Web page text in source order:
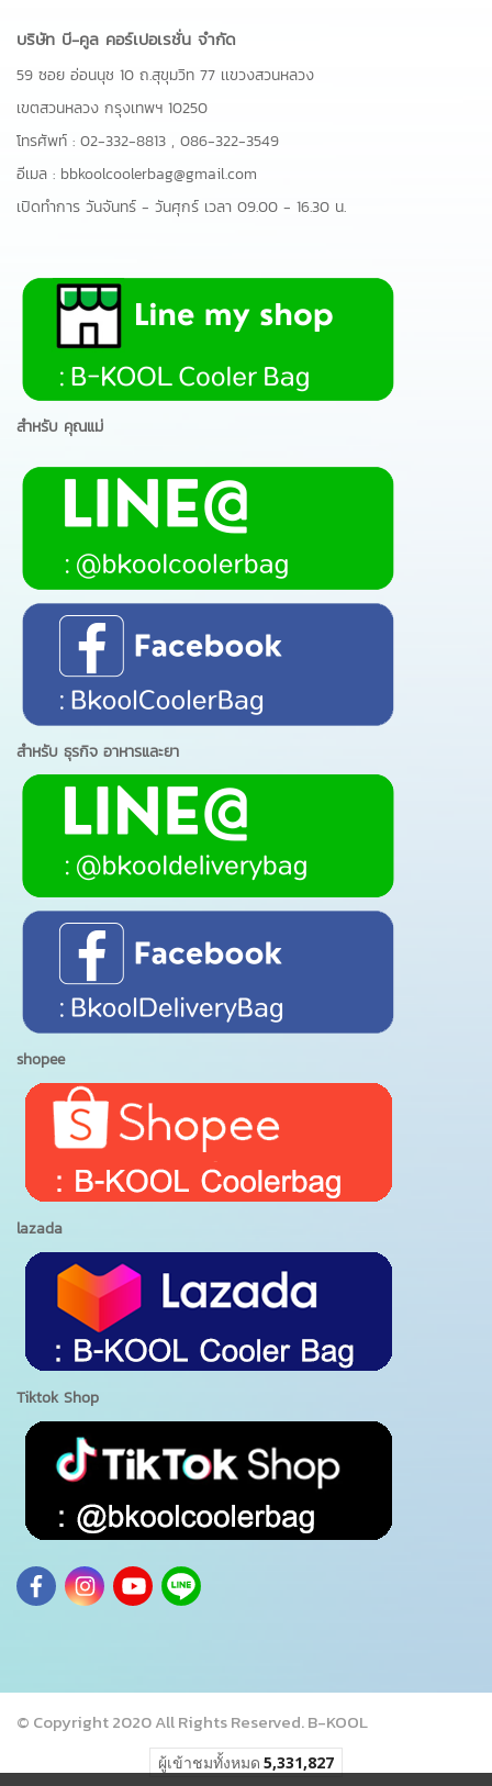
บริษัท บี-คูล คอร์เปอเรชั่น จำกัด
59 ซอย อ่อนนุช 10 ถ.สุขุมวิท 77 เเขวงสวนหลวง
เขตสวนหลวง กรุงเทพฯ 10250
โทรศัพท์ : 02-332-8813 , 086-322-3549
อีเมล : bbkoolcoolerbag@gmail.com
เปิดทำการ วันจันทร์ - วันศุกร์ เวลา 09.00 - 16.30 น.
สำหรับ คุณแม่
สำหรับ ธุรกิจ อาหารและยา
shopee
lazada
Tiktok Shop
© Copyright 2020 All Rights Reserved. B-KOOL
ผู้เข้าชมทั้งหมด 5,331,827